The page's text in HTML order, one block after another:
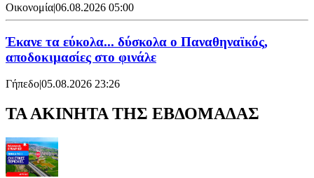
Οικονομία|06.08.2026 05:00
Έκανε τα εύκολα... δύσκολα ο Παναθηναϊκός,
αποδοκιμασίες στο φινάλε
Γήπεδο|05.08.2026 23:26
ΤΑ ΑΚΙΝΗΤΑ ΤΗΣ ΕΒΔΟΜΑΔΑΣ